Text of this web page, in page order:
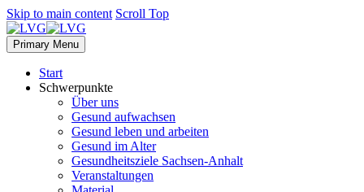
Skip to main content Scroll Top
Primary Menu
Start
Schwerpunkte
Über uns
Gesund aufwachsen
Gesund leben und arbeiten
Gesund im Alter
Gesundheitsziele Sachsen-Anhalt
Veranstaltungen